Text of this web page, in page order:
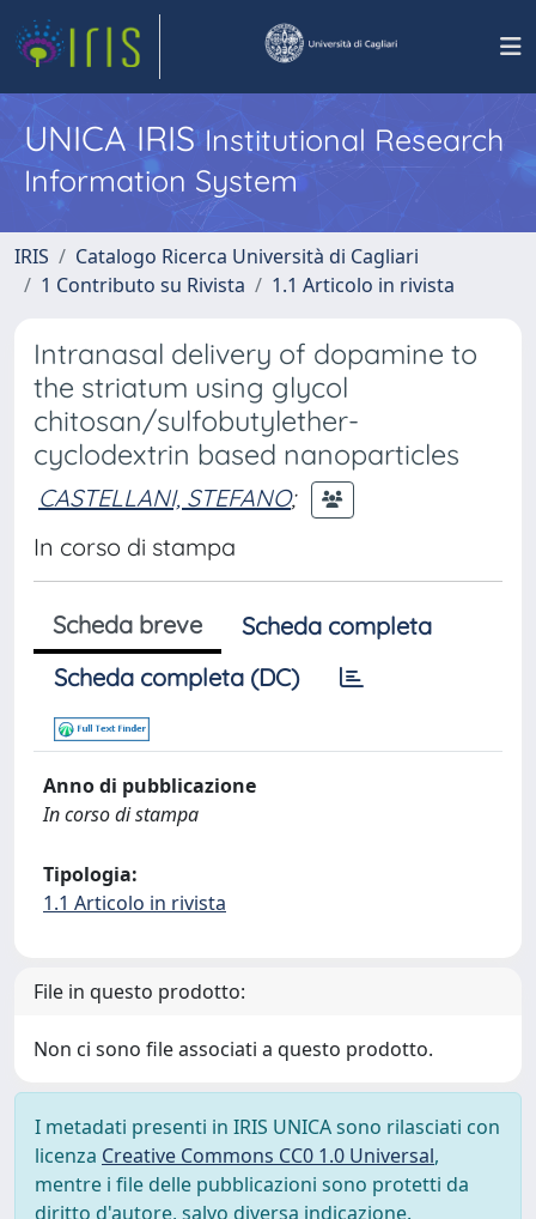
UNICA IRISInstitutional Research
Information System
IRIS
Catalogo Ricerca Università di Cagliari
1 Contributo su Rivista
1.1 Articolo in rivista
Intranasal delivery of dopamine to
the striatum using glycol
chitosan/sulfobutylether-
cyclodextrin based nanoparticles
CASTELLANI, STEFANO;
In corso di stampa
Scheda breve
Scheda completa
Scheda completa (DC)
Anno di pubblicazione
In corso di stampa
Tipologia:
1.1 Articolo in rivista
File in questo prodotto:
Non ci sono file associati a questo prodotto.
I metadati presenti in IRIS UNICA sono rilasciati con
licenza Creative Commons CC0 1.0 Universal,
mentre i file delle pubblicazioni sono protetti da
diritto d'autore, salvo diversa indicazione.